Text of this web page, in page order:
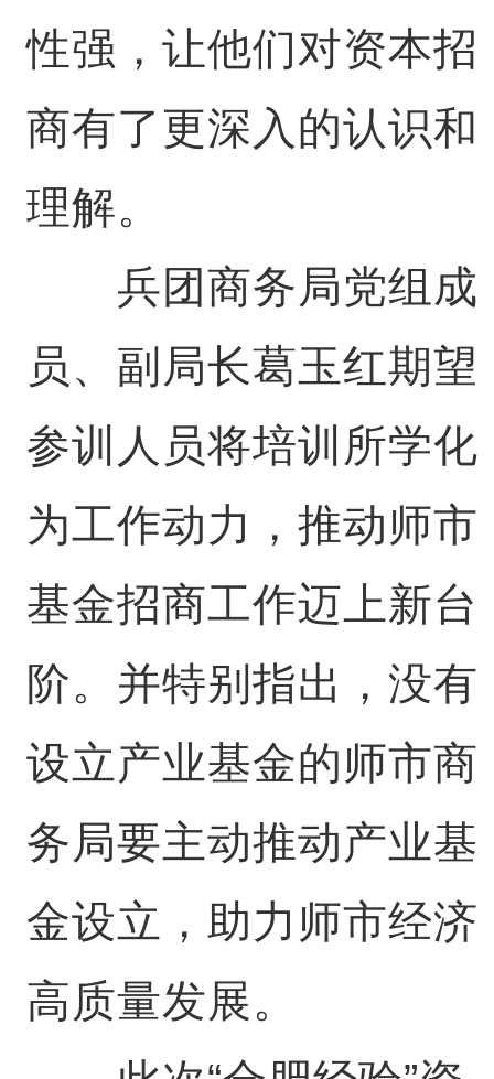
性强，让他们对资本招
商有了更深入的认识和
理解。
兵团商务局党组成
员、副局长葛玉红期望
参训人员将培训所学化
为工作动力，推动师市
基金招商工作迈上新台
阶。并特别指出，没有
设立产业基金的师市商
务局要主动推动产业基
金设立，助力师市经济
高质量发展。